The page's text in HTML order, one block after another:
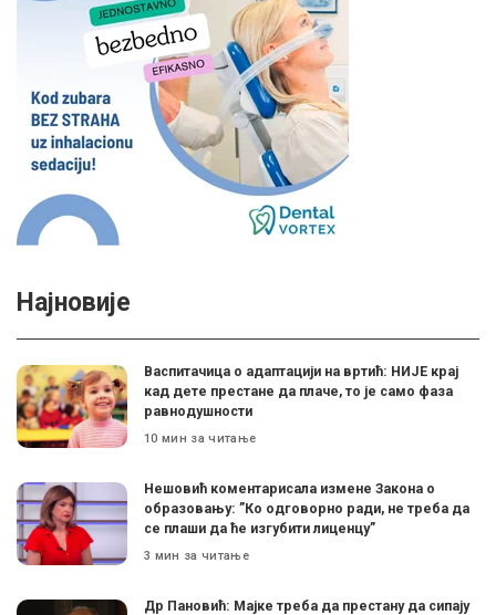
Најновије
Васпитачица о адаптацији на вртић: НИЈЕ крај
кад дете престане да плаче, то је само фаза
равнодушности
10 мин за читање
Нешовић коментарисала измене Закона о
образовању: ”Ко одговорно ради, не треба да
се плаши да ће изгубити лиценцу”
3 мин за читање
Др Пановић: Мајке треба да престану да сипају